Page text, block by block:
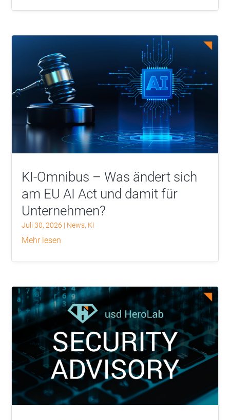
KI-Omnibus – Was ändert sich
am EU AI Act und damit für
Unternehmen?
Juli 30, 2026 | News, KI
mehr lesen